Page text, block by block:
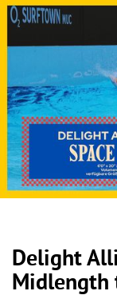
Delight
Midlength